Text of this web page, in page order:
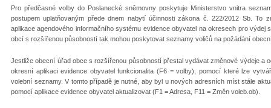
Pro předčasné volby do Poslanecké sněmovny poskytuje Ministerstvo vnitra
postupem uplatňovaným přede dnem nabytí účinnosti zákona č. 222/2012 Sb. To
aplikace agendového informačního systému evidence obyvatel na okresech pro
obcí s rozšířenou působností tak mohou poskytovat seznamy voličů na požádání
Jestliže obecní úřad obce s rozšířenou působností přestal vydávat změnové výdeje a
okresní aplikaci evidence obyvatel funkcionalita (F6 = volby), pomocí které lze
volební seznamy. V tomto případě je nutné, aby byl u nových adresních míst stále
pomocí aplikace evidence obyvatel aktualizovat (F1 = Adresa, F11 = Změn voleb.ob).